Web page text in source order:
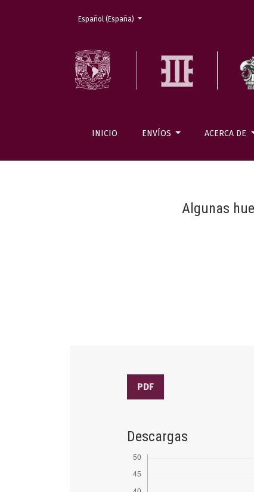
INICIO ENVÍOS ACERCA DE
Cambiar el idioma. El actual es:
Español (España)
Algunas
PDF
Descargas